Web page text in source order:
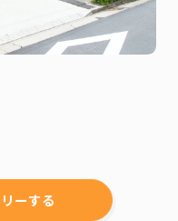
ーする